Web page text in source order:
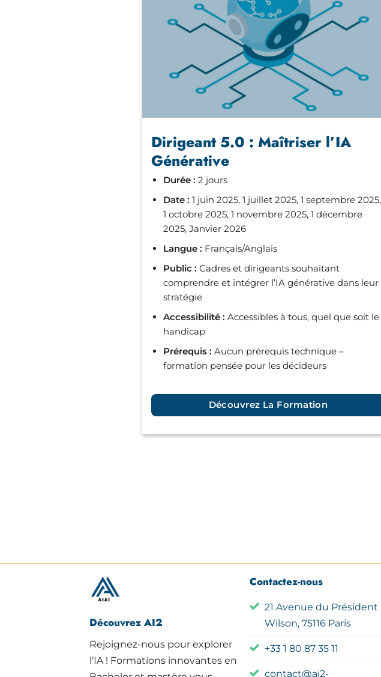
Dirigeant 5.0 : Maîtriser l’IA
Générative
Durée : 2 jours
Date : 1 juin 2025, 1 juillet 2025, 1 septembre 2025,
1 octobre 2025, 1 novembre 2025, 1 décembre
2025, Janvier 2026
Langue : Français/Anglais
Public : Cadres et dirigeants souhaitant
comprendre et intégrer l’IA générative dans leur
stratégie
Accessibilité : Accessibles à tous, quel que soit le
handicap
Prérequis : Aucun prérequis technique –
formation pensée pour les décideurs
Découvrez La Formation
Découvrez AI2
Rejoignez-nous pour explorer
l'IA ! Formations innovantes en
Contactez-nous
21 Avenue du Président
Wilson, 75116 Paris
+33 1 80 87 35 11
contact@ai2-